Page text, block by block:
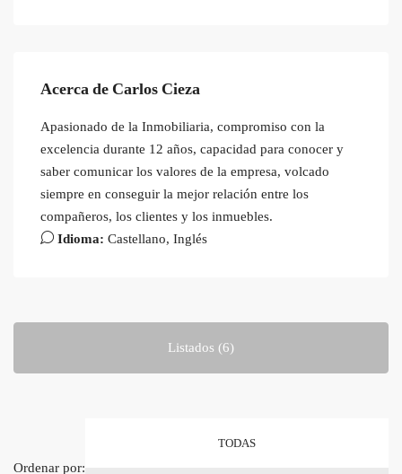
Acerca de Carlos Cieza
Apasionado de la Inmobiliaria, compromiso con la
excelencia durante 12 años, capacidad para conocer y
saber comunicar los valores de la empresa, volcado
siempre en conseguir la mejor relación entre los
compañeros, los clientes y los inmuebles.
Idioma: Castellano, Inglés
Listados (6)
TODAS
Ordenar por: